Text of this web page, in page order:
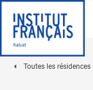
Toutes les résidences